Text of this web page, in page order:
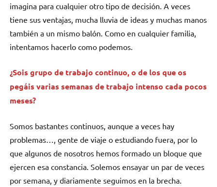
imagina para cualquier otro tipo de decisión. A veces
tiene sus ventajas, mucha lluvia de ideas y muchas manos
también a un mismo balón. Como en cualquier familia,
intentamos hacerlo como podemos.
¿Sois grupo de trabajo continuo, o de los que os
pegáis varias semanas de trabajo intenso cada pocos
meses?
Somos bastantes continuos, aunque a veces hay
problemas…, gente de viaje o estudiando fuera, por lo
que algunos de nosotros hemos formado un bloque que
ejercen esa constancia. Solemos ensayar un par de veces
por semana, y diariamente seguimos en la brecha.